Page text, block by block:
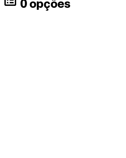
0 opções